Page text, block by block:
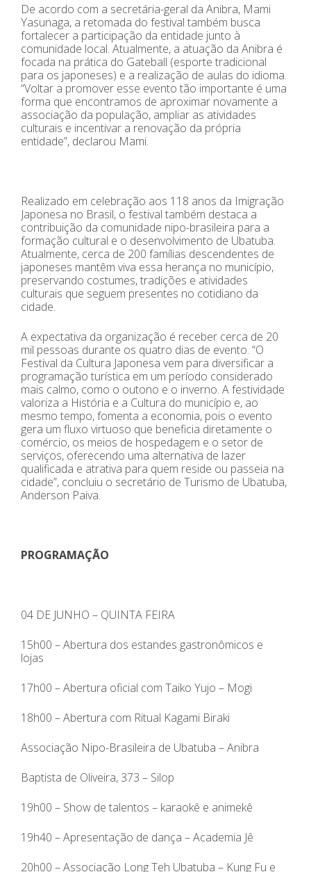
De acordo com a secretária-geral da Anibra, Mami
Yasunaga, a retomada do festival também busca
fortalecer a participação da entidade junto à
comunidade local. Atualmente, a atuação da Anibra é
focada na prática do Gateball (esporte tradicional
para os japoneses) e a realização de aulas do idioma.
“Voltar a promover esse evento tão importante é uma
forma que encontramos de aproximar novamente a
associação da população, ampliar as atividades
culturais e incentivar a renovação da própria
entidade”, declarou Mami.
Realizado em celebração aos 118 anos da Imigração
Japonesa no Brasil, o festival também destaca a
contribuição da comunidade nipo-brasileira para a
formação cultural e o desenvolvimento de Ubatuba.
Atualmente, cerca de 200 famílias descendentes de
japoneses mantêm viva essa herança no município,
preservando costumes, tradições e atividades
culturais que seguem presentes no cotidiano da
cidade.
A expectativa da organização é receber cerca de 20
mil pessoas durante os quatro dias de evento. “O
Festival da Cultura Japonesa vem para diversificar a
programação turística em um período considerado
mais calmo, como o outono e o inverno. A festividade
valoriza a História e a Cultura do município e, ao
mesmo tempo, fomenta a economia, pois o evento
gera um fluxo virtuoso que beneficia diretamente o
comércio, os meios de hospedagem e o setor de
serviços, oferecendo uma alternativa de lazer
qualificada e atrativa para quem reside ou passeia na
cidade”, concluiu o secretário de Turismo de Ubatuba,
Anderson Paiva.
PROGRAMAÇÃO
04 DE JUNHO – QUINTA FEIRA
15h00 – Abertura dos estandes gastronômicos e
lojas
17h00 – Abertura oficial com Taiko Yujo – Mogi
18h00 – Abertura com Ritual Kagami Biraki
Associação Nipo-Brasileira de Ubatuba – Anibra
Baptista de Oliveira, 373 – Silop
19h00 – Show de talentos – karaokê e animekê
19h40 – Apresentação de dança – Academia Jê
20h00 – Associação Long Teh Ubatuba – Kung Fu e